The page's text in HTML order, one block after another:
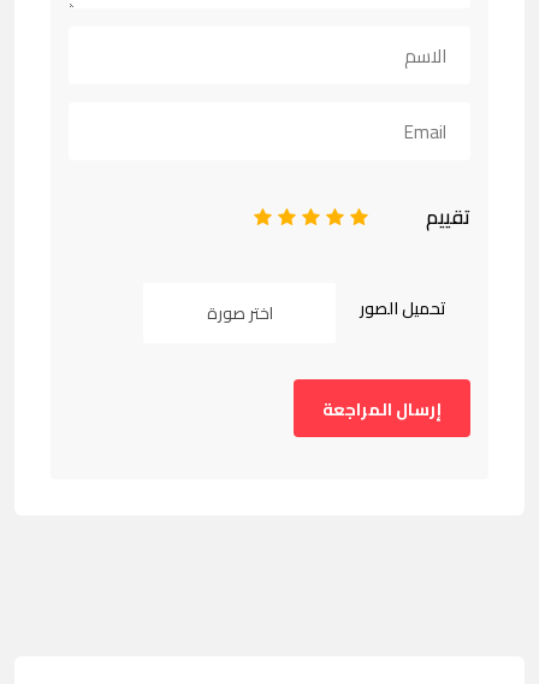
تقييم 5
4
3
2
تحميل الصور اختر صورة